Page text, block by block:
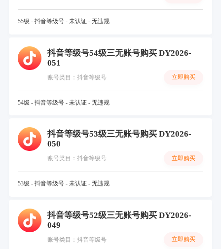
55级 - 抖音等级号 - 未认证 - 无违规
抖音等级号54级三无账号购买 DY2026-
051
账号类目：抖音等级号 立即购买
54级 - 抖音等级号 - 未认证 - 无违规
抖音等级号53级三无账号购买 DY2026-
050
账号类目：抖音等级号 立即购买
53级 - 抖音等级号 - 未认证 - 无违规
抖音等级号52级三无账号购买 DY2026-
049
账号类目：抖音等级号 立即购买